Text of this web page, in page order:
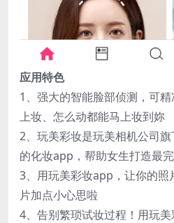
应用特色
1、强大的智能脸部侦测，可
上妆、怎么动都能马上妆到妳
2、玩美彩妆是玩美相机公司
的化妆app，帮助女生打造最
3、用玩美彩妆app，让你的照
片加点小心思啦
4、告别繁琐试妆过程！用玩美